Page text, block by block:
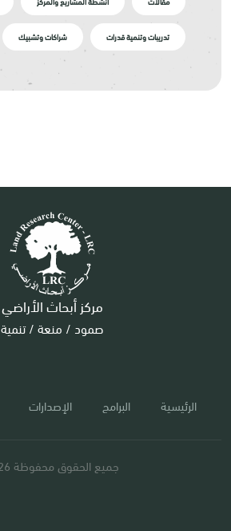
تدريبات وتنمية قدرات شراكات وتشبيك
مركز أبحاث الأراضي
صمود / منعة / تنمية
الرئيسية البرامج الإصدارات
جميع الحقوق محفوظة 2026